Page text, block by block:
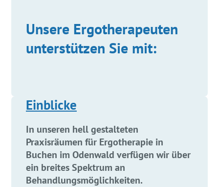
Unsere Ergotherapeuten
unterstützen Sie mit:
Einblicke
In unseren hell gestalteten
Praxisräumen für Ergotherapie in
Buchen im Odenwald verfügen wir über
ein breites Spektrum an
Behandlungsmöglichkeiten.